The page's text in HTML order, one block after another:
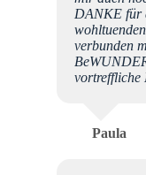
DANKE für
verbunden
vortreffliche
Paula